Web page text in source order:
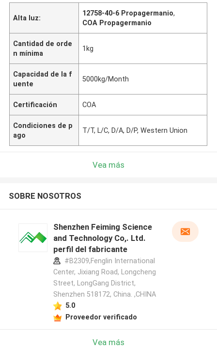
Alta luz:
12758-40-6 Propagermanio,
COA Propagermanio
Cantidad de orde
n mínima
1kg
Capacidad de la f
uente
5000kg/Month
Certificación COA
Condiciones de p
ago
T/T, L/C, D/A, D/P, Western Union
Vea más
SOBRE NOSOTROS
Shenzhen Feiming Science
and Technology Co,. Ltd.
perfil del fabricante
#B2309,Fenglin International
Center, Jixiang Road, Longcheng
Street, LongGang District,
Shenzhen 518172, China. ,CHINA
5.0
Proveedor verificado
Vea más